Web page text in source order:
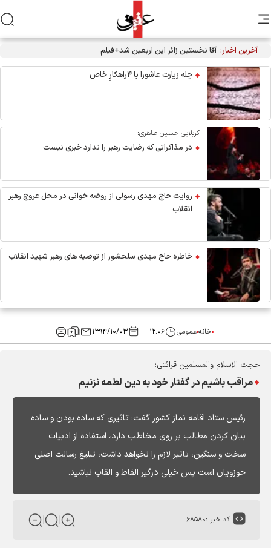
آخرین اخبار: آقا نخستین زائر این اربعین شد+فیلم
چله زیارت عاشورا با ۴راهکارِ خاص
کربلایی حسین طاهری:
در مذاکراتی که رضایت رهبر را ندارد خبری نیست
روایت حاج مهدی رسولی از روضه خوانی در محل عروج رهبر
انقلاب
خاطره حاج مهدی سلحشور از توصیه های رهبر شهید انقلاب
خانهعمومی ۱۲:۰۶ ۱۳۹۴/۱۰/۰۳
حجت الاسلام والمسلمین قرائتی؛
مراقب باشیم در گفتار خود به دین لطمه نزنیم
رئیس ستاد اقامه نماز کشور گفت: تاثیری که ساده بودن و ساده
بیان کردن مطالب بر روی مخاطب دارد، استفاده از ادبیات
سخت و سنگین، تاثیر لازم را نخواهد داشت، تبلیغ رسالت اصلی
حوزویان است پس خیلی درگیر الفاط و القاب نباشید.
کد خبر :۶۸۵۸۰